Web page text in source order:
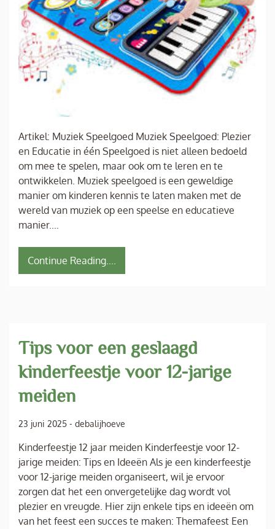
Artikel: Muziek Speelgoed Muziek Speelgoed: Plezier
en Educatie in één Speelgoed is niet alleen bedoeld
om mee te spelen, maar ook om te leren en te
ontwikkelen. Muziek speelgoed is een geweldige
manier om kinderen kennis te laten maken met de
wereld van muziek op een speelse en educatieve
manier.…
Continue Reading....
Tips voor een geslaagd
kinderfeestje voor 12-jarige
meiden
23 juni 2025 - debalijhoeve
Kinderfeestje 12 jaar meiden Kinderfeestje voor 12-
jarige meiden: Tips en Ideeën Als je een kinderfeestje
voor 12-jarige meiden organiseert, wil je ervoor
zorgen dat het een onvergetelijke dag wordt vol
plezier en vreugde. Hier zijn enkele tips en ideeën om
van het feest een succes te maken: Themafeest Een